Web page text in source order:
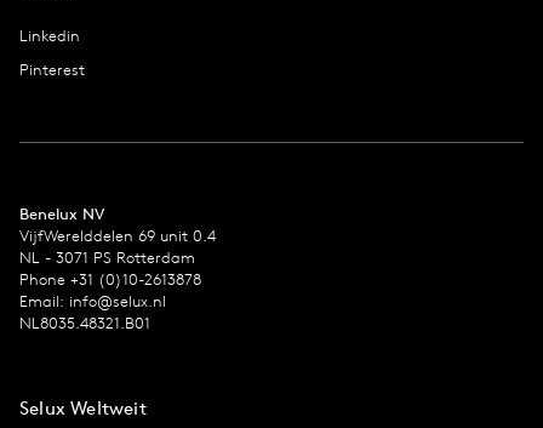
Linkedin
Pinterest
Benelux NV
VijfWerelddelen 69 unit 0.4
NL - 3071 PS Rotterdam
Phone +31 (0)10-2613878
Email: info@selux.nl
NL8035.48321.B01
Selux Weltweit